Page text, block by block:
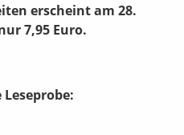
erscheint am 28.
7,95 Euro.